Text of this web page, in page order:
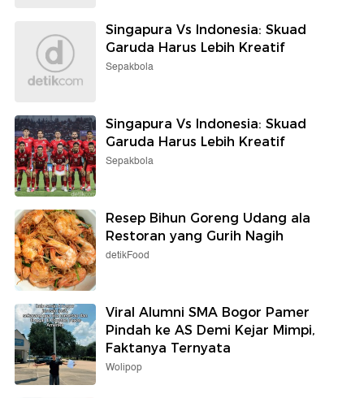
Singapura Vs Indonesia: Skuad
Garuda Harus Lebih Kreatif
Sepakbola
Singapura Vs Indonesia: Skuad
Garuda Harus Lebih Kreatif
Sepakbola
Resep Bihun Goreng Udang ala
Restoran yang Gurih Nagih
detikFood
Viral Alumni SMA Bogor Pamer
Pindah ke AS Demi Kejar Mimpi,
Faktanya Ternyata
Wolipop